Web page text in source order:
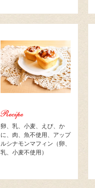
卵、乳、小麦、えび、か
に、肉、魚不使用、アップ
ルシナモンマフィン（卵、
乳、小麦不使用）